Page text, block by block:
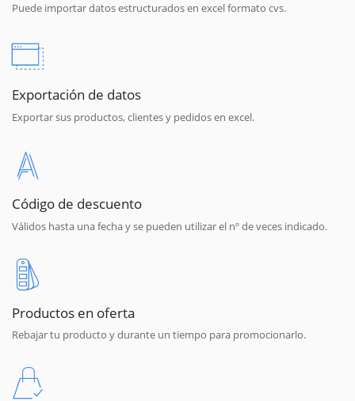
Puede importar datos estructurados en excel formato cvs.
Exportación de datos
Exportar sus productos, clientes y pedidos en excel.
Código de descuento
Válidos hasta una fecha y se pueden utilizar el nº de veces indicado.
Productos en oferta
Rebajar tu producto y durante un tiempo para promocionarlo.